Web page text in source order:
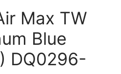
Max TW
Blue
DQ0296-